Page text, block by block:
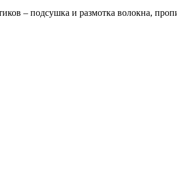
– подсушка и размотка волокна,